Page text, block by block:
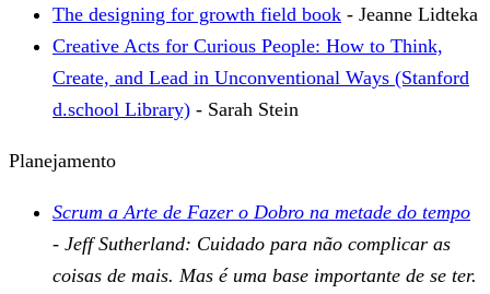
The designing for growth field book - Jeanne Lidteka
Creative Acts for Curious People: How to Think,
Create, and Lead in Unconventional Ways (Stanford
d.school Library) - Sarah Stein
Planejamento
Scrum a Arte de Fazer o Dobro na metade do tempo
- Jeff Sutherland: Cuidado para não complicar as
coisas de mais. Mas é uma base importante de se ter.